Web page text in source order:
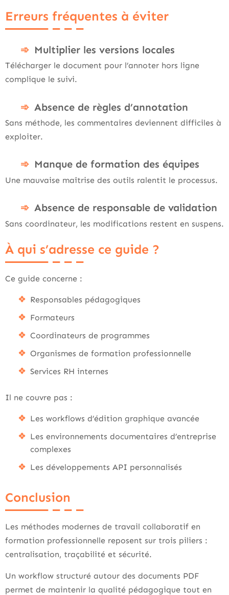
Erreurs fréquentes à éviter
Multiplier les versions locales
Télécharger le document pour l’annoter hors ligne
complique le suivi.
Absence de règles d’annotation
Sans méthode, les commentaires deviennent difficiles à
exploiter.
Manque de formation des équipes
Une mauvaise maîtrise des outils ralentit le processus.
Absence de responsable de validation
Sans coordinateur, les modifications restent en suspens.
À qui s’adresse ce guide ?
Ce guide concerne :
Responsables pédagogiques
Formateurs
Coordinateurs de programmes
Organismes de formation professionnelle
Services RH internes
Il ne couvre pas :
Les workflows d’édition graphique avancée
Les environnements documentaires d’entreprise
complexes
Les développements API personnalisés
Conclusion
Les méthodes modernes de travail collaboratif en
formation professionnelle reposent sur trois piliers :
centralisation, traçabilité et sécurité.
Un workflow structuré autour des documents PDF
permet de maintenir la qualité pédagogique tout en